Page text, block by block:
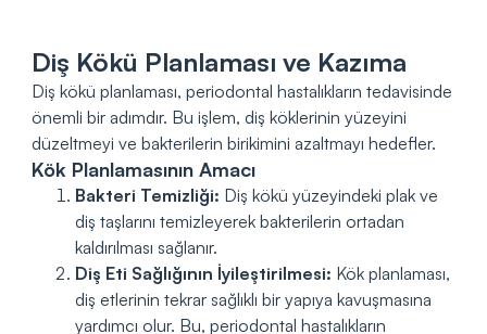
Diş Kökü Planlaması ve Kazıma
Diş kökü planlaması, periodontal hastalıkların tedavisinde
önemli bir adımdır. Bu işlem, diş köklerinin yüzeyini
düzeltmeyi ve bakterilerin birikimini azaltmayı hedefler.
Kök Planlamasının Amacı
Bakteri Temizliği: Diş kökü yüzeyindeki plak ve
diş taşlarını temizleyerek bakterilerin ortadan
kaldırılması sağlanır.
Diş Eti Sağlığının İyileştirilmesi: Kök planlaması,
diş etlerinin tekrar sağlıklı bir yapıya kavuşmasına
yardımcı olur. Bu, periodontal hastalıkların